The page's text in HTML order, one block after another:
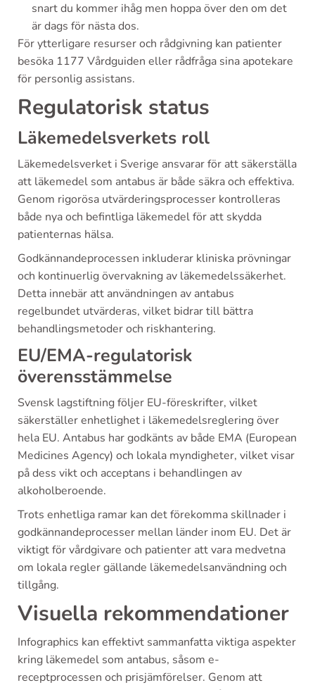
snart du kommer ihåg men hoppa över den om det
är dags för nästa dos.
För ytterligare resurser och rådgivning kan patienter
besöka 1177 Vårdguiden eller rådfråga sina apotekare
för personlig assistans.
Regulatorisk status
Läkemedelsverkets roll
Läkemedelsverket i Sverige ansvarar för att säkerställa
att läkemedel som antabus är både säkra och effektiva.
Genom rigorösa utvärderingsprocesser kontrolleras
både nya och befintliga läkemedel för att skydda
patienternas hälsa.
Godkännandeprocessen inkluderar kliniska prövningar
och kontinuerlig övervakning av läkemedelssäkerhet.
Detta innebär att användningen av antabus
regelbundet utvärderas, vilket bidrar till bättra
behandlingsmetoder och riskhantering.
EU/EMA-regulatorisk
överensstämmelse
Svensk lagstiftning följer EU-föreskrifter, vilket
säkerställer enhetlighet i läkemedelsreglering över
hela EU. Antabus har godkänts av både EMA (European
Medicines Agency) och lokala myndigheter, vilket visar
på dess vikt och acceptans i behandlingen av
alkoholberoende.
Trots enhetliga ramar kan det förekomma skillnader i
godkännandeprocesser mellan länder inom EU. Det är
viktigt för vårdgivare och patienter att vara medvetna
om lokala regler gällande läkemedelsanvändning och
tillgång.
Visuella rekommendationer
Infographics kan effektivt sammanfatta viktiga aspekter
kring läkemedel som antabus, såsom e-
receptprocessen och prisjämförelser. Genom att